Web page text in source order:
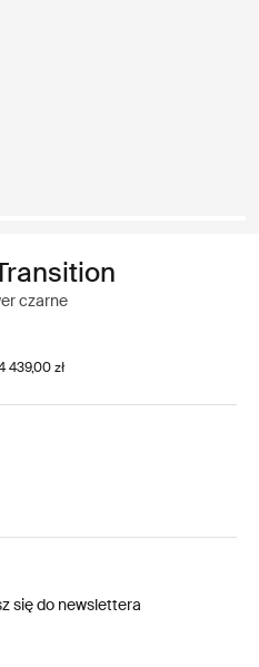
czarne
439,00 zł
(selected)
się do newslettera